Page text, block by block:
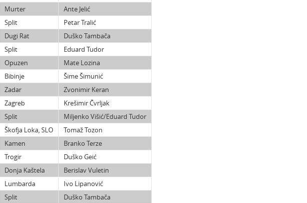
Murter
Ante Jelić
Split
Petar Tralić
Dugi Rat
Duško Tambača
Split
Eduard Tudor
Opuzen
Mate Lozina
Bibinje
Šime Šimunić
Zadar
Zvonimir Keran
Zagreb
Krešimir Čvrljak
Split
Miljenko Višić/Eduard Tudor
Škofja Loka, SLO
Tomaž Tozon
Kamen
Branko Terze
Trogir
Duško Geić
Donja Kaštela
Berislav Vuletin
Lumbarda
Ivo Lipanović
Split
Duško Tambača